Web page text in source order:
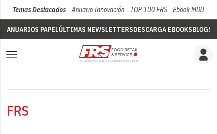
Temas Destacados Anuario Innovación TOP 100 FRS Ebook MDD
ANUARIOS PAPELÚLTIMAS NEWSLETTERSDESCARGA EBOOKSBLOGS
FRS